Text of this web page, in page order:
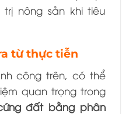
nông sản khi tiêu
từ thực tiễn
công trên, có thể
quan trọng trong
đất bằng phân